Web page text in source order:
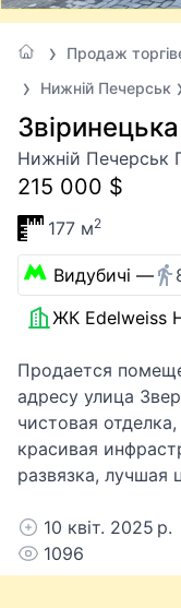
Продаж
Нижній Печерськ
Нижній Печерськ
215 000 $
177 м2
Видубичі —
ЖК Edelweiss
Продается
адресу улица
чистовая
красивая
развязка,
10 квіт. 2025 р.
1096